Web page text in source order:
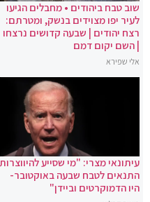
שוב טבח ביהודים • מחבלים הגיעו
לעיר יפו מצוידים בנשק, ומטרתם:
רצח יהודים | שבעה קדושים נרצחו
| השם יקום דמם
אלי שפירא
עיתונאי מצרי: "מי שסייע להיווצרות
התנאים לטבח שבעה באוקטובר-
היו הדמוקרטים וביידן"